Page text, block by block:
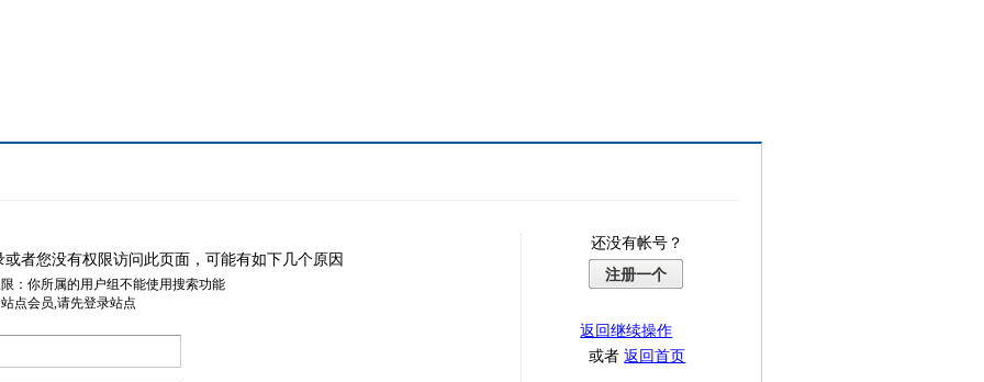
或者您没有权限访问此页面，可能有如下几个原因
：你所属的用户组不能使用搜索功能
点会员,请先登录站点
还没有帐号？
注册一个
返回继续操作
或者返回首页